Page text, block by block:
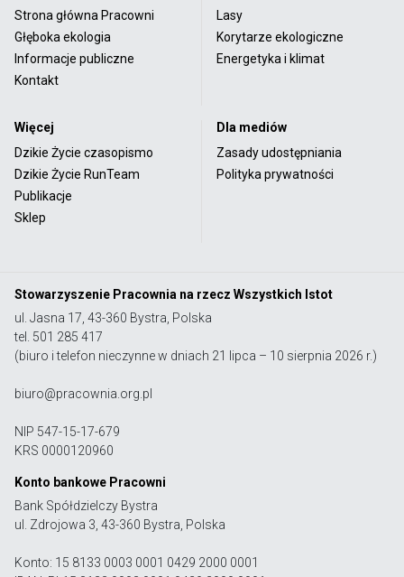
Strona główna Pracowni
Głęboka ekologia
Informacje publiczne
Kontakt
Lasy
Korytarze ekologiczne
Energetyka i klimat
Więcej
Dzikie Życie czasopismo
Dzikie Życie RunTeam
Publikacje
Sklep
Dla mediów
Zasady udostępniania
Polityka prywatności
Stowarzyszenie Pracownia na rzecz Wszystkich Istot
ul. Jasna 17, 43-360 Bystra, Polska
tel. 501 285 417
(biuro i telefon nieczynne w dniach 21 lipca – 10 sierpnia 2026 r.)
biuro@pracownia.org.pl
NIP 547-15-17-679
KRS 0000120960
Konto bankowe Pracowni
Bank Spółdzielczy Bystra
ul. Zdrojowa 3, 43-360 Bystra, Polska
Konto: 15 8133 0003 0001 0429 2000 0001